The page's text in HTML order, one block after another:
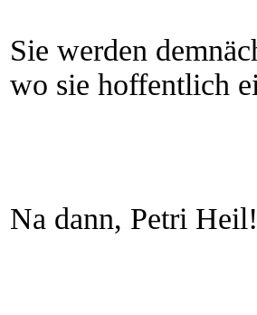
Sie werden
wo sie hoffentlich
Na dann, Petri Heil!